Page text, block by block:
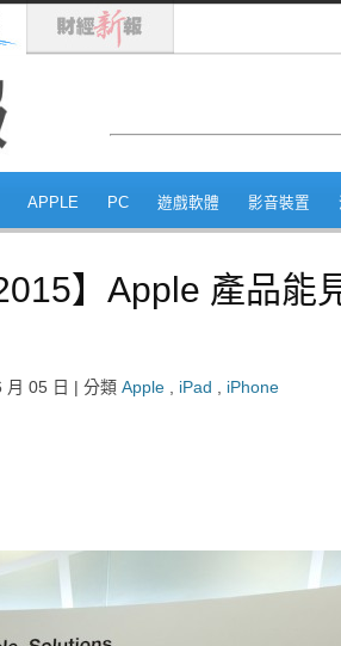
APPLE PC 遊戲軟體 影音裝置
】Apple 產品
月 05 日 | 分類 Apple iPad iPhone